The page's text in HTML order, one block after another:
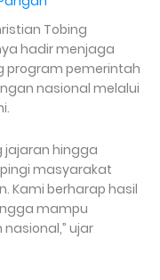
Tobing
hadir menjaga
program pemerintah
nasional melalui
jajaran hingga
masyarakat
Kami berharap hasil
mampu
ujar